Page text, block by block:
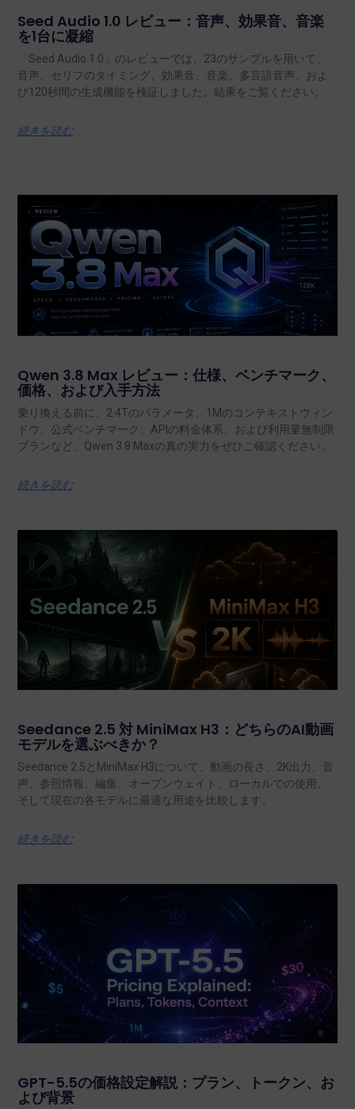
Seed Audio 1.0 レビュー：音声、効果音、音楽
を1台に凝縮
「Seed Audio 1.0」のレビューでは、23のサンプルを用いて、
音声、セリフのタイミング、効果音、音楽、多言語音声、およ
び120秒間の生成機能を検証しました。結果をご覧ください。.
続きを読む
Qwen 3.8 Max レビュー：仕様、ベンチマーク、
価格、および入手方法
乗り換える前に、2.4Tのパラメータ、1Mのコンテキストウィン
ドウ、公式ベンチマーク、APIの料金体系、および利用量無制限
プランなど、Qwen 3.8 Maxの真の実力をぜひご確認ください。.
続きを読む
Seedance 2.5 対 MiniMax H3：どちらのAI動画
モデルを選ぶべきか？
Seedance 2.5とMiniMax H3について、動画の長さ、2K出力、音
声、参照情報、編集、オープンウェイト、ローカルでの使用、
そして現在の各モデルに最適な用途を比較します。.
続きを読む
GPT-5.5の価格設定解説：プラン、トークン、お
よび背景